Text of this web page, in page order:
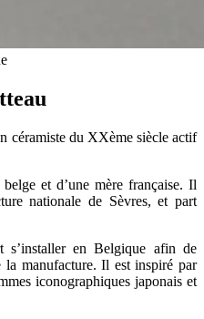
céramiste du XXème siècle actif
et d’une mère française. Il
nationale de Sèvres, et part
en Belgique afin de
la manufacture. Il est inspiré par
iconographiques japonais et